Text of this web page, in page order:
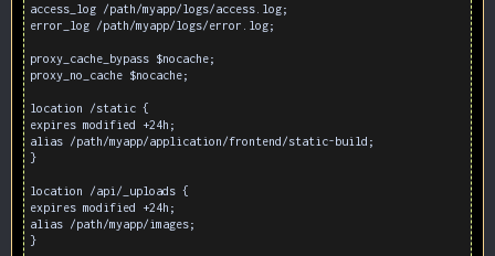
access_log /path/myapp/logs/access.log;
error_log /path/myapp/logs/error.log;
proxy_cache_bypass $nocache;
proxy_no_cache $nocache;
location /static {
expires modified +24h;
alias /path/myapp/application/frontend/static-build;
}
location /api/_uploads {
expires modified +24h;
alias /path/myapp/images;
}